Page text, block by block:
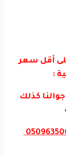
أقل سعر
:
كذلك